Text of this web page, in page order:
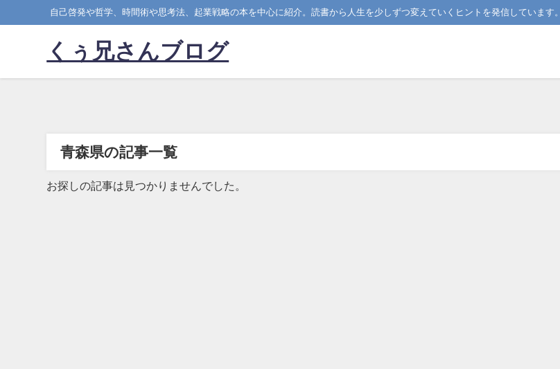
自己啓発や哲学、時間術や思考法、起業戦略の本を中心に紹介。読書から人生を少しずつ変えていくヒントを発信しています。
くぅ兄さんブログ
青森県の記事一覧
お探しの記事は見つかりませんでした。